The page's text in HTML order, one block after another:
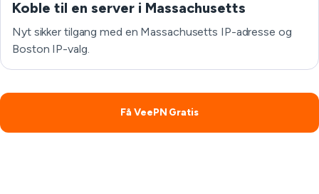
Koble til en server i Massachusetts
Nyt sikker tilgang med en Massachusetts IP-adresse og
Boston IP-valg.
Få VeePN Gratis